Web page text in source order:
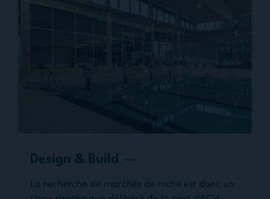
Design & Build
La recherche de marchés de niche est donc un